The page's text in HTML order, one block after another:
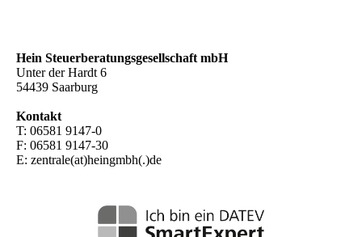
Hein Steuer­beratungs­gesellschaft mbH
Unter der Hardt 6
54439 Saarburg
Kontakt
T: 06581 9147-0
F: 06581 9147-30
E: zentrale(at)heingmbh(.)de